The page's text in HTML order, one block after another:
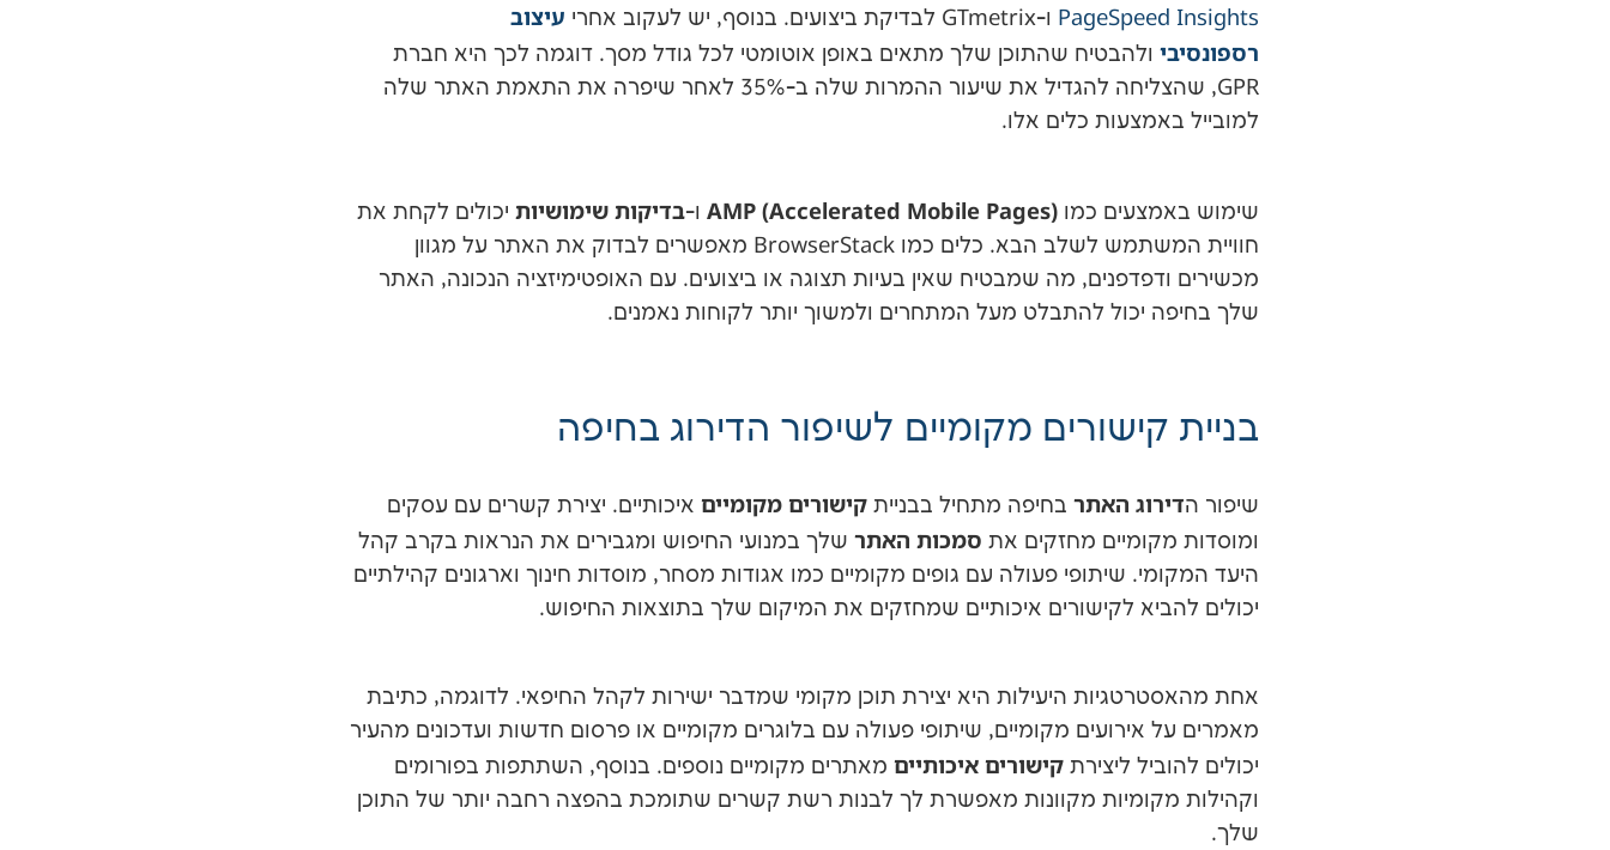
PageSpeed Insights ו-GTmetrix לבדיקת ביצועים. בנוסף, יש לעקוב אחרי עיצוב
רספונסיבי ולהבטיח שהתוכן שלך מתאים באופן אוטומטי לכל גודל מסך. דוגמה לכך היא חברת
GPR, שהצליחה להגדיל את שיעור ההמרות שלה ב-35% לאחר שיפרה את התאמת האתר שלה
למובייל באמצעות כלים אלו.
שימוש באמצעים כמו AMP (Accelerated Mobile Pages)ו-בדיקות שימושיותיכולים לקחת את
חוויית המשתמש לשלב הבא. כלים כמו BrowserStack מאפשרים לבדוק את האתר על מגוון
מכשירים ודפדפנים, מה שמבטיח שאין בעיות תצוגה או ביצועים. עם האופטימיזציה הנכונה, האתר
שלך בחיפה יכול להתבלט מעל המתחרים ולמשוך יותר לקוחות נאמנים.
בניית קישורים מקומיים לשיפור הדירוג בחיפה
שיפור הדירוג האתרבחיפה מתחיל בבניית קישורים מקומייםאיכותיים. יצירת קשרים עם עסקים
ומוסדות מקומיים מחזקים את סמכות האתרשלך במנועי החיפוש ומגבירים את הנראות בקרב קהל
היעד המקומי. שיתופי פעולה עם גופים מקומיים כמו אגודות מסחר, מוסדות חינוך וארגונים קהילתיים
יכולים להביא לקישורים איכותיים שמחזקים את המיקום שלך בתוצאות החיפוש.
אחת מהאסטרטגיות היעילות היא יצירת תוכן מקומי שמדבר ישירות לקהל החיפאי. לדוגמה, כתיבת
מאמרים על אירועים מקומיים, שיתופי פעולה עם בלוגרים מקומיים או פרסום חדשות ועדכונים מהעיר
יכולים להוביל ליצירת קישורים איכותייםמאתרים מקומיים נוספים. בנוסף, השתתפות בפורומים
וקהילות מקומיות מקוונות מאפשרת לך לבנות רשת קשרים שתומכת בהפצה רחבה יותר של התוכן
שלך.